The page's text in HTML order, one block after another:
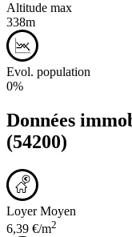
Altitude max
338m
Evol. population
0%
Données
(54200)
Loyer Moyen
6,39 €/m2